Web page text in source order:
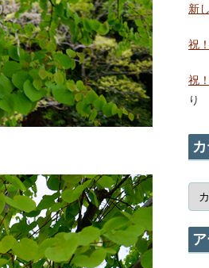
新
祝
祝
り